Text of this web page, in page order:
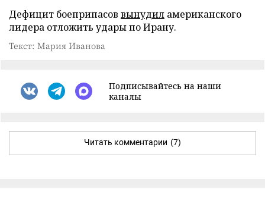
Дефицит боеприпасов вынудил американского
лидера отложить удары по Ирану.
Текст: Мария Иванова
Подписывайтесь на наши
каналы
Читать комментарии (7)